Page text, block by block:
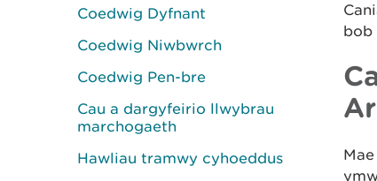
Coedwig Dyfnant
Coedwig Niwbwrch
Coedwig Pen-bre
Cau a dargyfeirio llwybrau
marchogaeth
Hawliau tramwy cyhoeddus
bob